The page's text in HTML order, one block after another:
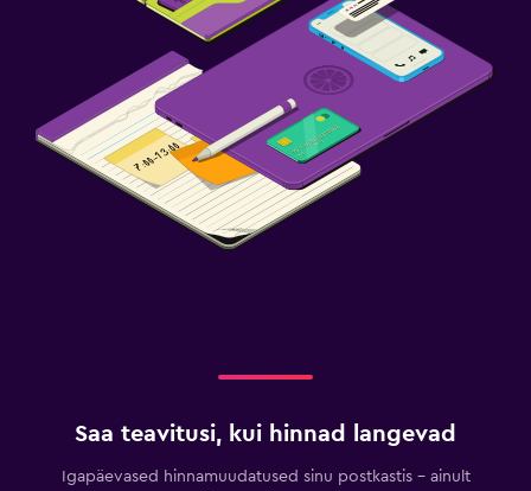
Saa teavitusi, kui hinnad langevad
Igapäevased hinnamuudatused sinu postkastis – ainult